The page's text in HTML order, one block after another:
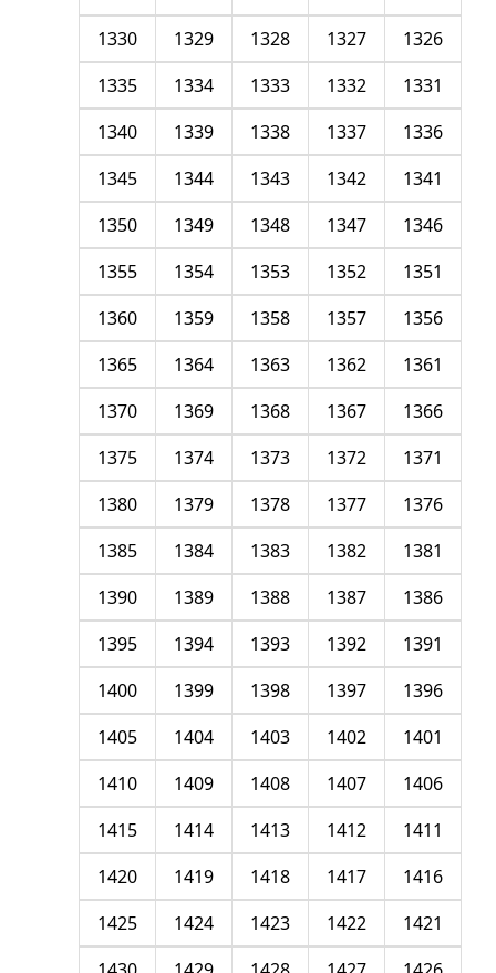
1326
1327
1328
1329
1330
1331
1332
1333
1334
1335
1336
1337
1338
1339
1340
1341
1342
1343
1344
1345
1346
1347
1348
1349
1350
1351
1352
1353
1354
1355
1356
1357
1358
1359
1360
1361
1362
1363
1364
1365
1366
1367
1368
1369
1370
1371
1372
1373
1374
1375
1376
1377
1378
1379
1380
1381
1382
1383
1384
1385
1386
1387
1388
1389
1390
1391
1392
1393
1394
1395
1396
1397
1398
1399
1400
1401
1402
1403
1404
1405
1406
1407
1408
1409
1410
1411
1412
1413
1414
1415
1416
1417
1418
1419
1420
1421
1422
1423
1424
1425